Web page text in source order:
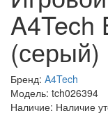
A4Tech
(серый)
Бренд: A4Tech
Модель: tch026394
Наличие: Наличие